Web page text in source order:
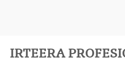
IRTEERA